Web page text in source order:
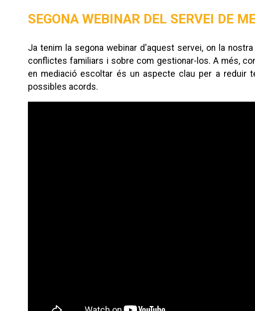
SEGONA WEBINAR DEL SERVEI DE
Ja tenim la segona webinar d'aquest servei, on la
conflictes familiars i sobre com gestionar-los. A més,
en mediació escoltar és un aspecte clau per a reduir
possibles acords.